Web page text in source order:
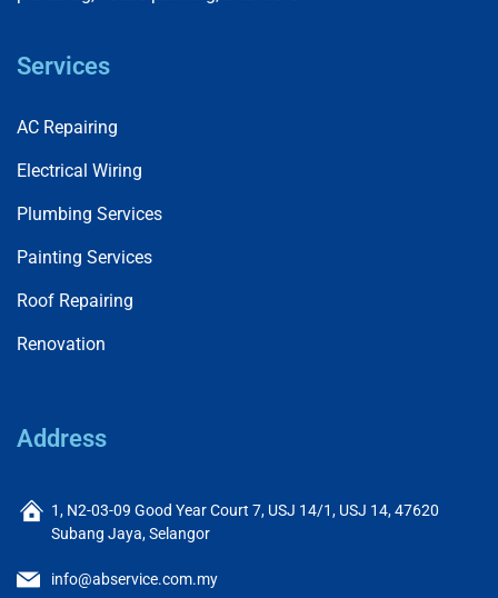
Services
AC Repairing
Electrical Wiring
Plumbing Services
Painting Services
Roof Repairing
Renovation
Address
1, N2-03-09 Good Year Court 7, USJ 14/1, USJ 14, 47620
Subang Jaya, Selangor
info@abservice.com.my